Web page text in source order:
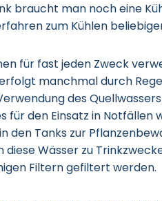
braucht man noch eine
zum Kühlen
für fast jeden Zweck
manchmal durch
des
für den Einsatz in Notfällen
den Tanks zur
diese Wässer zu
Filtern gefiltert werden.